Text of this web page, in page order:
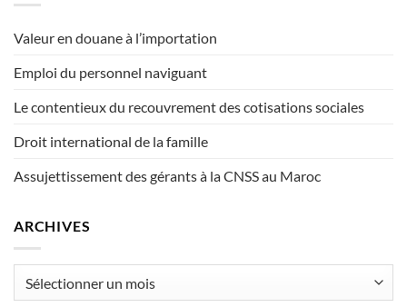
Valeur en douane à l’importation
Emploi du personnel naviguant
Le contentieux du recouvrement des cotisations sociales
Droit international de la famille
Assujettissement des gérants à la CNSS au Maroc
ARCHIVES